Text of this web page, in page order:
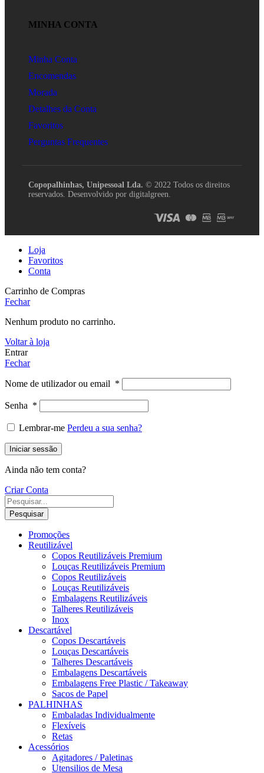
MINHA CONTA
Minha Conta
Encomendas
Morada
Detalhes da Conta
Favoritos
Perguntas Frequentes
Copopalhinhas, Unipessoal Lda. © 2022 Todos os direitos
reservados. Desenvolvido por digitalgreen.
Loja
Favoritos
Conta
Carrinho de Compras
Fechar
Nenhum produto no carrinho.
Voltar à loja
Entrar
Fechar
Nome de utilizador ou email *
Senha *
Lembrar-me Perdeu a sua senha?
Iniciar sessão
Ainda não tem conta?
Criar Conta
Pesquisar
Promoções
Reutilizável
Copos Reutilizáveis Premium
Louças Reutilizáveis Premium
Copos Reutilizáveis
Louças Reutilizáveis
Embalagens Reutilizáveis
Talheres Reutilizáveis
Inox
Descartável
Copos Descartáveis
Louças Descartáveis
Talheres Descartáveis
Embalagens Descartáveis
Embalagens Free Plastic / Takeaway
Sacos de Papel
PALHINHAS
Embaladas Individualmente
Flexíveis
Retas
Acessórios
Agitadores / Paletinas
Utensilios de Mesa